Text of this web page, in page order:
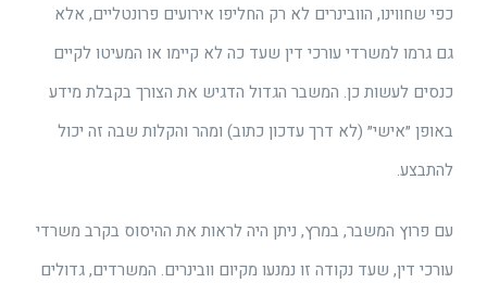
כפי שחווינו, הוובינרים לא רק החליפו אירועים פרונטליים, אלא
גם גרמו למשרדי עורכי דין שעד כה לא קיימו או המעיטו לקיים
כנסים לעשות כן. המשבר הגדול הדגיש את הצורך בקבלת מידע
באופן ״אישי״ (לא דרך עדכון כתוב) ומהר והקלות שבה זה יכול
להתבצע.
עם פרוץ המשבר, במרץ, ניתן היה לראות את ההיסוס בקרב משרדי
עורכי דין, שעד נקודה זו נמנעו מקיום וובינרים. המשרדים, גדולים